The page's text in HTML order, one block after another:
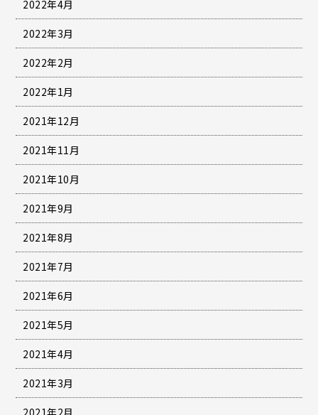
2022年4月
2022年3月
2022年2月
2022年1月
2021年12月
2021年11月
2021年10月
2021年9月
2021年8月
2021年7月
2021年6月
2021年5月
2021年4月
2021年3月
2021年2月